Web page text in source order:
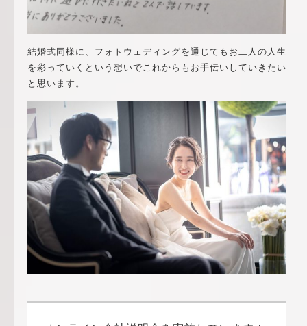
結婚式同様に、フォトウェディングを通じてもお二人の人生
を彩っていくという想いでこれからもお手伝いしていきたい
と思います。